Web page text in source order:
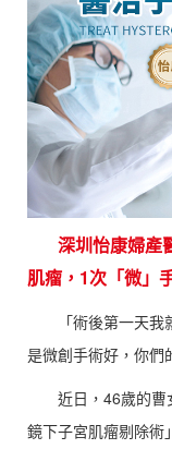
深圳怡康婦產
肌瘤，1次「微」
「術後第一天
是微創手術好，你
近日，46歲的
鏡下子宮肌瘤剔除術